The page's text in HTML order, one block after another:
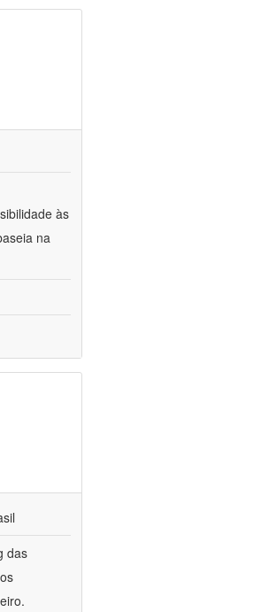
às
na
das